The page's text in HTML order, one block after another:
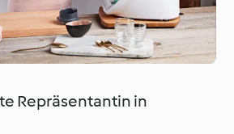
Repräsentantin in